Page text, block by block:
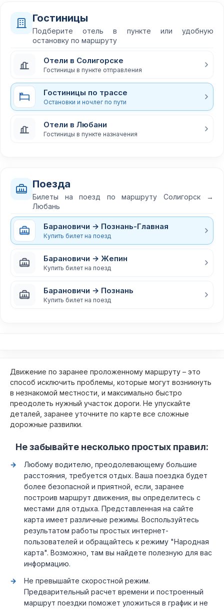
Гостиницы
Подберите отель в пункте или удобную
остановку по маршруту
Отели в Солигорске
Гостиницы в пункте отправления
Гостиницы по трассе
Остановки и ночлег по пути
Отели в Любани
Гостиницы в пункте назначения
Поезда
Билеты на поезд по маршруту Солигорск →
Любань
Барановичи → Познань-Главная
Купить билет на поезд
Барановичи → Жепин
Купить билет на поезд
Барановичи → Познань
Купить билет на поезд
Движение по заранее проложенному маршруту – это
способ исключить проблемы, которые могут возникнуть
в незнакомой местности, и максимально быстро
преодолеть нужный участок дороги. Не упускайте
деталей, заранее уточните по карте все сложные
дорожные развилки.
Не забывайте несколько простых правил:
Любому водителю, преодолевающему большие
расстояния, требуется отдых. Ваша поездка будет
более безопасной и приятной, если, заранее
построив маршрут движения, вы определитесь с
местами для отдыха. Представленная на сайте
карта имеет различные режимы. Воспользуйтесь
результатом работы простых интернет-
пользователей и обращайтесь к режиму "Народная
карта". Возможно, там вы найдете полезную для вас
информацию.
Не превышайте скоростной режим.
Предварительный расчет времени и построенный
маршрут поездки поможет уложиться в график и не